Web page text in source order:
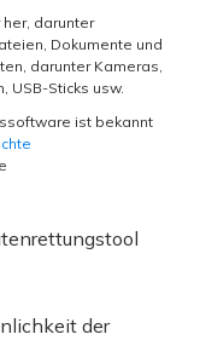
darunter
Dokumente und
darunter Kameras,
USB-Sticks usw.
ist bekannt
der